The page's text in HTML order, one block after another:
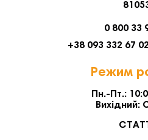
0 800 33
+38 093 332 67
Режим
Пн.-Пт.:
Вихідний: